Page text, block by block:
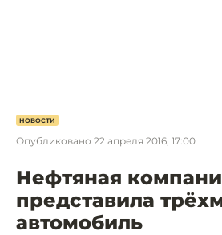
НОВОСТИ
Опубликовано 22 апреля 2016, 17:00
Нефтяная
представила
автомобиль